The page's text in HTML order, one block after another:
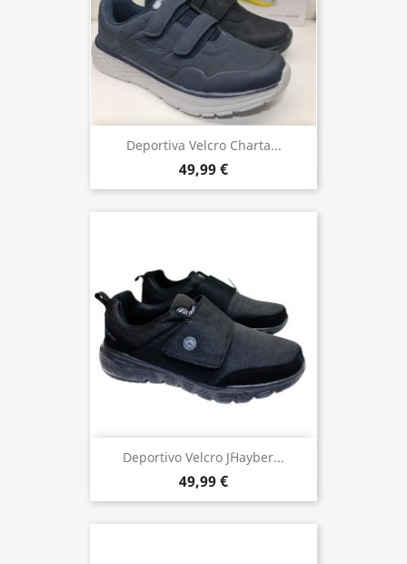
Deportiva Velcro Charta...
49,99 €
Deportivo Velcro J`Hayber...
49,99 €